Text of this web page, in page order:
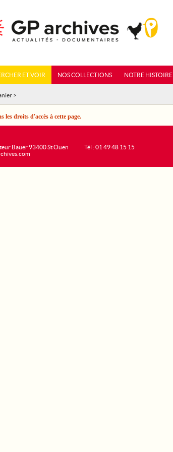
ET VOIR NOS COLLECTIONS NOTRE HISTOIRE
>
les droits d'accès à cette page.
Bauer 93400 St Ouen
Tél : 01 49 48 15 15